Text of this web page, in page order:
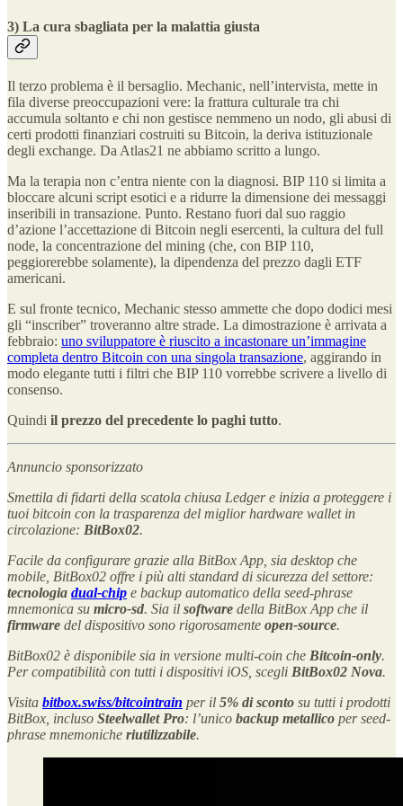
3) La cura sbagliata per la malattia giusta
Il terzo problema è il bersaglio. Mechanic, nell’intervista, mette in
fila diverse preoccupazioni vere: la frattura culturale tra chi
accumula soltanto e chi non gestisce nemmeno un nodo, gli abusi di
certi prodotti finanziari costruiti su Bitcoin, la deriva istituzionale
degli exchange. Da Atlas21 ne abbiamo scritto a lungo.
Ma la terapia non c’entra niente con la diagnosi. BIP 110 si limita a
bloccare alcuni script esotici e a ridurre la dimensione dei messaggi
inseribili in transazione. Punto. Restano fuori dal suo raggio
d’azione l’accettazione di Bitcoin negli esercenti, la cultura del full
node, la concentrazione del mining (che, con BIP 110,
peggiorerebbe solamente), la dipendenza del prezzo dagli ETF
americani.
E sul fronte tecnico, Mechanic stesso ammette che dopo dodici mesi
gli “inscriber” troveranno altre strade. La dimostrazione è arrivata a
febbraio: uno sviluppatore è riuscito a incastonare un’immagine
completa dentro Bitcoin con una singola transazione, aggirando in
modo elegante tutti i filtri che BIP 110 vorrebbe scrivere a livello di
consenso.
Quindi il prezzo del precedente lo paghi tutto.
Annuncio sponsorizzato
Smettila di fidarti della scatola chiusa Ledger e inizia a proteggere i
tuoi bitcoin con la trasparenza del miglior hardware wallet in
circolazione: BitBox02.
Facile da configurare grazie alla BitBox App, sia desktop che
mobile, BitBox02 offre i più alti standard di sicurezza del settore:
tecnologia dual-chip e backup automatico della seed-phrase
mnemonica su micro-sd. Sia il software della BitBox App che il
firmware del dispositivo sono rigorosamente open-source.
BitBox02 è disponibile sia in versione multi-coin che Bitcoin-only.
Per compatibilità con tutti i dispositivi iOS, scegli BitBox02 Nova.
Visita bitbox.swiss/bitcointrain per il 5% di sconto su tutti i prodotti
BitBox, incluso Steelwallet Pro: l’unico backup metallico per seed-
phrase mnemoniche riutilizzabile.